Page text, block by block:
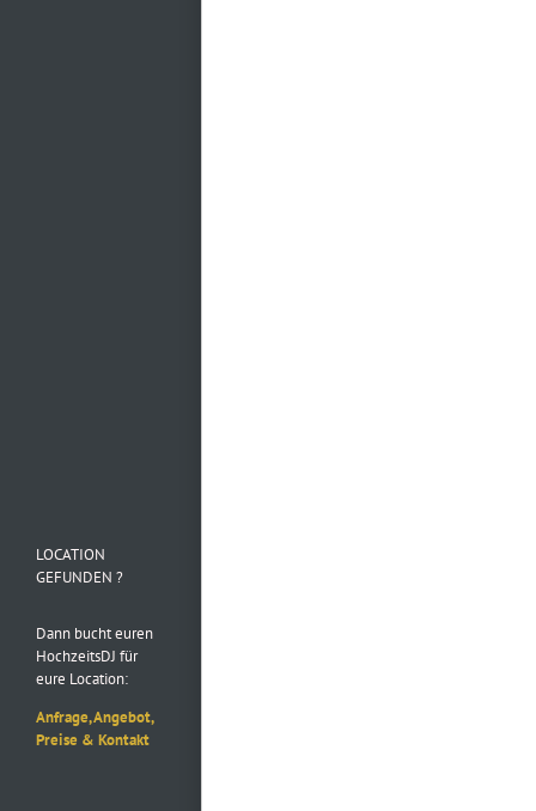
LOCATION
GEFUNDEN ?
Dann bucht euren
HochzeitsDJ für
eure Location:
Anfrage, Angebot,
Preise & Kontakt